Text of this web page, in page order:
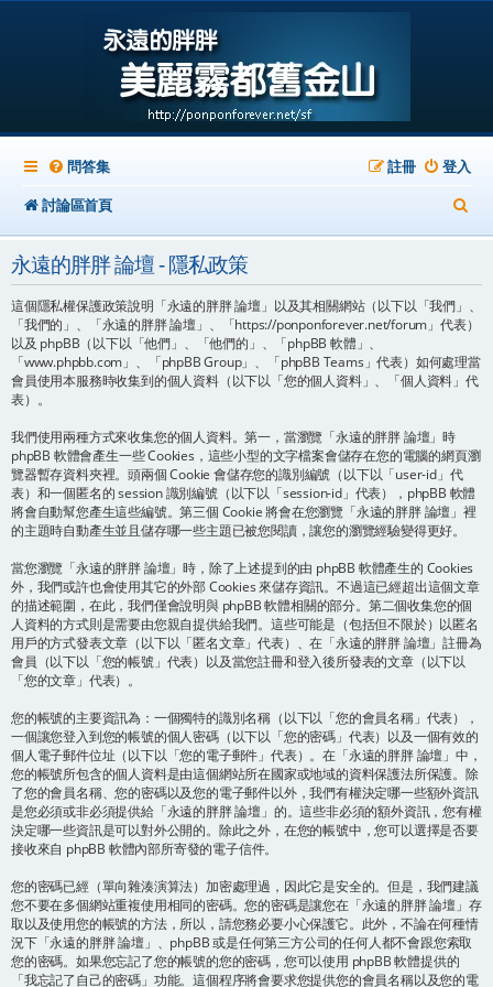
問答集 登入
註冊
討論區首頁
尋
永遠的胖胖 論壇 - 隱私政策
這個隱私權保護政策說明「永遠的胖胖 論壇」以及其相關網站（以下以「我們」、
「我們的」、「永遠的胖胖 論壇」、「https://ponponforever.net/forum」代表）
以及 phpBB（以下以「他們」、「他們的」、「phpBB 軟體」、
「www.phpbb.com」、「phpBB Group」、「phpBB Teams」代表）如何處理當
會員使用本服務時收集到的個人資料（以下以「您的個人資料」、「個人資料」代
表）。
我們使用兩種方式來收集您的個人資料。第一，當瀏覽「永遠的胖胖 論壇」時
phpBB 軟體會產生一些 Cookies，這些小型的文字檔案會儲存在您的電腦的網頁瀏
覽器暫存資料夾裡。頭兩個 Cookie 會儲存您的識別編號（以下以「user-id」代
表）和一個匿名的 session 識別編號（以下以「session-id」代表），phpBB 軟體
將會自動幫您產生這些編號。第三個 Cookie 將會在您瀏覽「永遠的胖胖 論壇」裡
的主題時自動產生並且儲存哪一些主題已被您閱讀，讓您的瀏覽經驗變得更好。
當您瀏覽「永遠的胖胖 論壇」時，除了上述提到的由 phpBB 軟體產生的 Cookies
外，我們或許也會使用其它的外部 Cookies 來儲存資訊。不過這已經超出這個文章
的描述範圍，在此，我們僅會說明與 phpBB 軟體相關的部分。第二個收集您的個
人資料的方式則是需要由您親自提供給我們。這些可能是（包括但不限於）以匿名
用戶的方式發表文章（以下以「匿名文章」代表）、在「永遠的胖胖 論壇」註冊為
會員（以下以「您的帳號」代表）以及當您註冊和登入後所發表的文章（以下以
「您的文章」代表）。
您的帳號的主要資訊為：一個獨特的識別名稱（以下以「您的會員名稱」代表），
一個讓您登入到您的帳號的個人密碼（以下以「您的密碼」代表）以及一個有效的
個人電子郵件位址（以下以「您的電子郵件」代表）。在「永遠的胖胖 論壇」中，
您的帳號所包含的個人資料是由這個網站所在國家或地域的資料保護法所保護。除
了您的會員名稱、您的密碼以及您的電子郵件以外，我們有權決定哪一些額外資訊
是您必須或非必須提供給「永遠的胖胖 論壇」的。這些非必須的額外資訊，您有權
決定哪一些資訊是可以對外公開的。除此之外，在您的帳號中，您可以選擇是否要
接收來自 phpBB 軟體內部所寄發的電子信件。
您的密碼已經（單向雜湊演算法）加密處理過，因此它是安全的。但是，我們建議
您不要在多個網站重複使用相同的密碼。您的密碼是讓您在「永遠的胖胖 論壇」存
取以及使用您的帳號的方法，所以，請您務必要小心保護它。此外，不論在何種情
況下「永遠的胖胖 論壇」、phpBB 或是任何第三方公司的任何人都不會跟您索取
您的密碼。如果您忘記了您的帳號的您的密碼，您可以使用 phpBB 軟體提供的
「我忘記了自己的密碼」功能。這個程序將會要求您提供您的會員名稱以及您的電